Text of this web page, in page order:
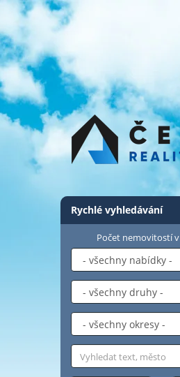
Rychlé vyhledávání
Počet nemovitostí